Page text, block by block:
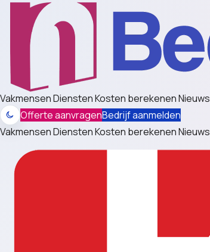
VakmensenDienstenKosten berekenenNieuws
Offerte aanvragenBedrijf aanmelden
VakmensenDienstenKosten berekenenNieuws